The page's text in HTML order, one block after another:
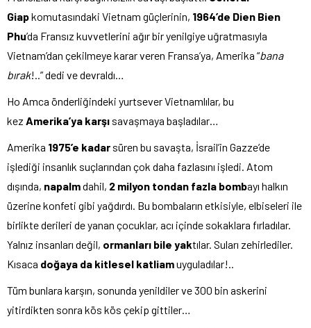
Giapkomutasındaki Vietnam güçlerinin, 1964’de Dien Bien
Phu’da Fransız kuvvetlerini ağır bir yenilgiye uğratmasıyla
Vietnam’dan çekilmeye karar veren Fransa’ya, Amerika “bana
bırak!..” dedi ve devraldı…
Ho Amca önderliğindeki yurtsever Vietnamlılar, bu
kez Amerika’ya karşı savaşmaya başladılar…
Amerika 1975’e kadar süren bu savaşta, İsrail’in Gazze’de
işlediği insanlık suçlarından çok daha fazlasını işledi. Atom
dışında, napalmdahil, 2 milyon tondan fazla bombayı halkın
üzerine konfeti gibi yağdırdı. Bu bombaların etkisiyle, elbiseleri ile
birlikte derileri de yanan çocuklar, acı içinde sokaklara fırladılar.
Yalnız insanları değil, ormanları bile yaktılar. Suları zehirlediler.
Kısaca doğaya da kitlesel katliamuyguladılar!..
Tüm bunlara karşın, sonunda yenildiler ve 300 bin askerini
yitirdikten sonra kös kös çekip gittiler…